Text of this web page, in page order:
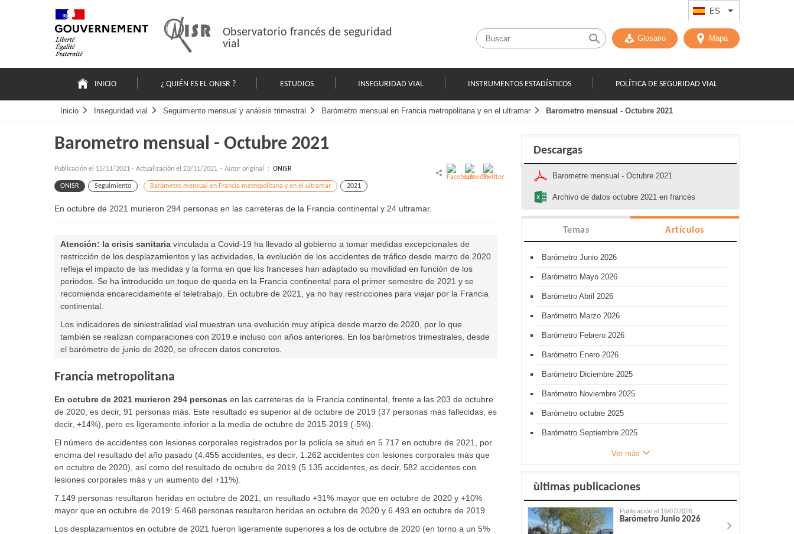
ES List additional
Observatorio francés de seguridad
vial
Glosario Mapa
principale
INICIO ¿ QUIÉN ES EL ONISR ? ESTUDIOS INSEGURIDAD VIAL INSTRUMENTOS ESTADÍSTICOS POLÍTICA DE SEGURIDAD VIAL
Inicio Inseguridad vial Seguimiento mensual y análisis trimestral Barómetro mensual en Francia metropolitana y en el ultramar Barometro mensual - Octubre 2021
Barometro mensual - Octubre 2021
Publicación el 15/11/2021 - Actualización el 23/11/2021 - Autor original : ONISR
ONISR Seguimiento Barómetro mensual en Francia metropolitana y en el ultramar 2021
En octubre de 2021 murieron 294 personas en las carreteras de la Francia continental y 24 ultramar.
Atención: la crisis sanitaria vinculada a Covid-19 ha llevado al gobierno a tomar medidas excepcionales de
restricción de los desplazamientos y las actividades, la evolución de los accidentes de tráfico desde marzo de 2020
refleja el impacto de las medidas y la forma en que los franceses han adaptado su movilidad en función de los
periodos. Se ha introducido un toque de queda en la Francia continental para el primer semestre de 2021 y se
recomienda encarecidamente el teletrabajo. En octubre de 2021, ya no hay restricciones para viajar por la Francia
continental.
Los indicadores de siniestralidad vial muestran una evolución muy atípica desde marzo de 2020, por lo que
también se realizan comparaciones con 2019 e incluso con años anteriores. En los barómetros trimestrales, desde
el barómetro de junio de 2020, se ofrecen datos concretos.
Francia metropolitana
En octubre de 2021 murieron 294 personas en las carreteras de la Francia continental, frente a las 203 de octubre
de 2020, es decir, 91 personas más. Este resultado es superior al de octubre de 2019 (37 personas más fallecidas, es
decir, +14%), pero es ligeramente inferior a la media de octubre de 2015-2019 (-5%).
El número de accidentes con lesiones corporales registrados por la policía se situó en 5.717 en octubre de 2021, por
encima del resultado del año pasado (4.455 accidentes, es decir, 1.262 accidentes con lesiones corporales más que
en octubre de 2020), así como del resultado de octubre de 2019 (5.135 accidentes, es decir, 582 accidentes con
lesiones corporales más y un aumento del +11%).
7.149 personas resultaron heridas en octubre de 2021, un resultado +31% mayor que en octubre de 2020 y +10%
mayor que en octubre de 2019: 5.468 personas resultaron heridas en octubre de 2020 y 6.493 en octubre de 2019.
Los desplazamientos en octubre de 2021 fueron ligeramente superiores a los de octubre de 2020 (en torno a un 5%
Descargas
Barometre mensual - Octubre 2021
Archivo de datos octubre 2021 en francés
Temas Artículos
Barómetro Junio 2026
Barómetro Mayo 2026
Barómetro Abril 2026
Barómetro Marzo 2026
Barómetro Febrero 2026
Barómetro Enero 2026
Barómetro Diciembre 2025
Barómetro Noviembre 2025
Barómetro octubre 2025
Barómetro Septiembre 2025
Ver más
ùltimas publicaciones
Publicación el 16/07/2026
Barómetro Junio 2026